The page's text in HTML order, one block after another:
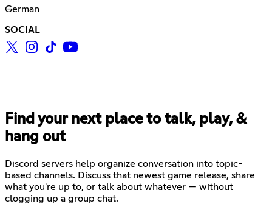
German
SOCIAL
Find your next place to talk, play, &
hang out
Discord servers help organize conversation into topic-
based channels. Discuss that newest game release, share
what you're up to, or talk about whatever — without
clogging up a group chat.